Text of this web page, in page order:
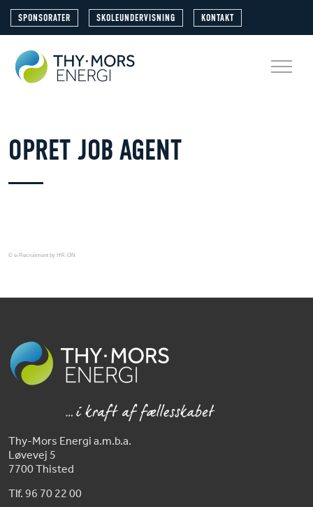
SPONSORATER SKOLEUNDERVISNING KONTAKT
OPRET JOB AGENT
© e-Recruitment by HR-ON
Thy-Mors Energi a.m.b.a.
Løvevej 5
7700 Thisted
Tlf. 96 70 22 00